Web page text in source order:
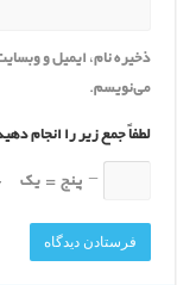
ذخیره نام، ایمیل و
می‌نویسم.
لطفاً جمع زیر را انجام
− پنج= یک